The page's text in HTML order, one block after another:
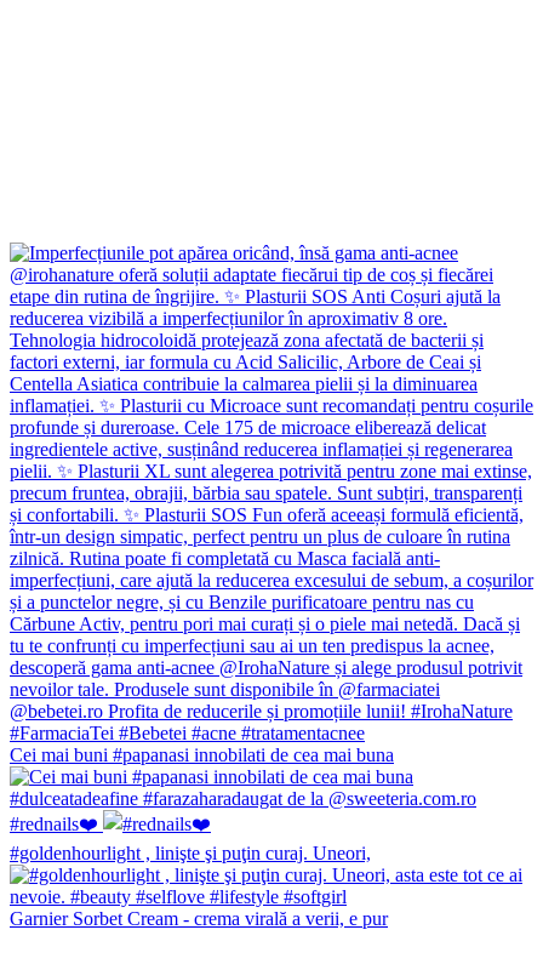
Cei mai buni #papanasi innobilati de cea mai buna
#rednails❤️
#goldenhourlight , linişte şi puţin curaj. Uneori,
Garnier Sorbet Cream - crema virală a verii, e pur